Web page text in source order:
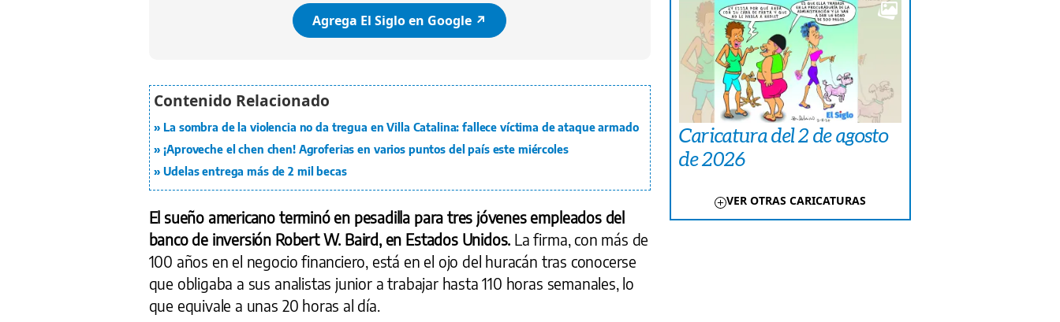
Agrega El Siglo en Google ↗️
La sombra de la violencia no da tregua en Villa Catalina: fallece víctima de ataque armado
¡Aproveche el chen chen! Agroferias en varios puntos del país este miércoles
Udelas entrega más de 2 mil becas
El sueño americano terminó en pesadilla para tres jóvenes empleados del
banco de inversión Robert W. Baird, en Estados Unidos. La firma, con más de
100 años en el negocio financiero, está en el ojo del huracán tras conocerse
que obligaba a sus analistas junior a trabajar hasta 110 horas semanales, lo
que equivale a unas 20 horas al día.
Caricatura del 2 de agosto
de 2026
VER OTRAS CARICATURAS